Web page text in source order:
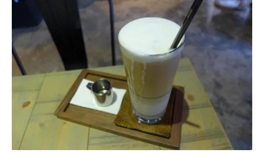
8000萬個塑膠袋，市民人口約1000多萬，平均每人每天使
用八個塑膠袋。為了減少塑膠袋使用量，泰國零售業協會
（Thai Retailers Association）發起「每天向塑膠袋說
不」（Every Day Say No to Plastic Bags）活動，加入協
會的75個企業品牌共2萬4500個通路，從今年元旦起，將
全面停止提供免費的一次性塑膠